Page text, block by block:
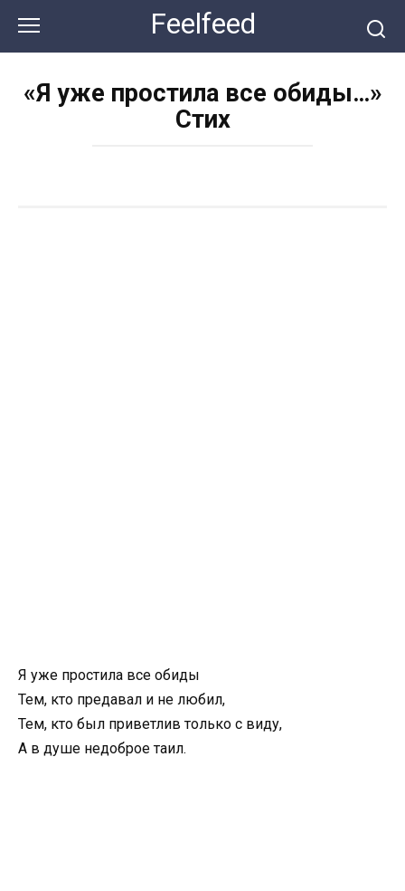
контенту
Feelfeed
«Я уже простила все обиды…»
Стих
Я уже простила все обиды
Тем, кто предавал и не любил,
Тем, кто был приветлив только с виду,
А в душе недоброе таил.